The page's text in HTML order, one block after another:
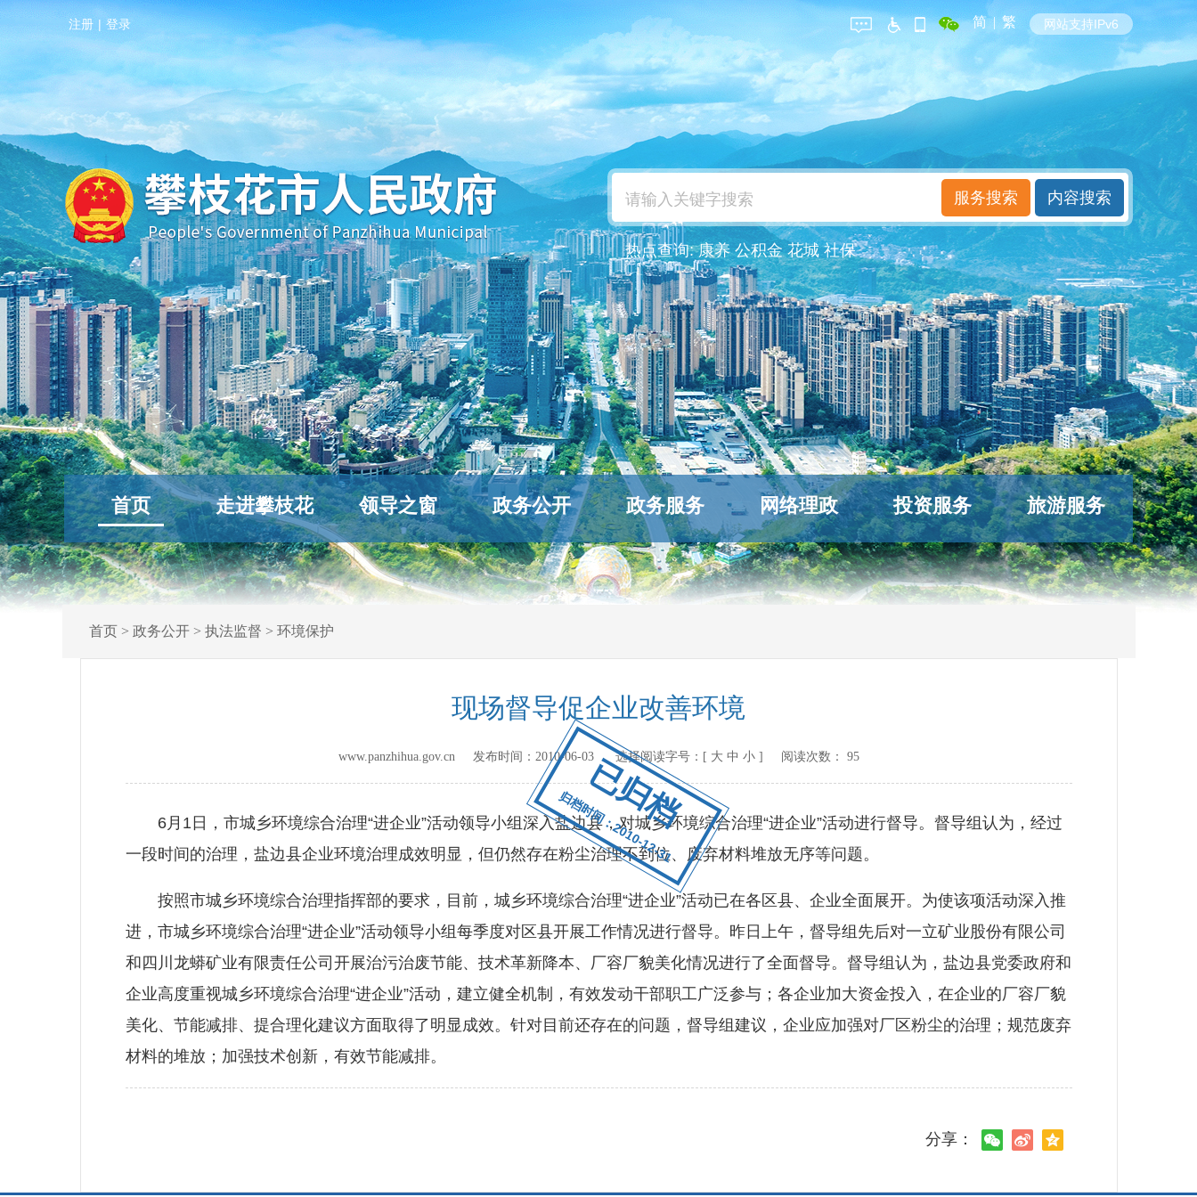
已归档
归档时间：2010-12-31
注册 | 登录 简 | 繁 网站支持IPv6
热点查询:康养 公积金 花城 社保
首页 走进攀枝花 领导之窗 政务公开 政务服务 网络理政 投资服务 旅游服务
首页> 政务公开> 执法监督 > 环境保护
现场督导促企业改善环境
www.panzhihua.gov.cn 发布时间： 2010-06-03选择阅读字号：[ 大 中 小] 阅读次数： 95
6月1日，市城乡环境综合治理“进企业”活动领导小组深入盐边县，对城乡环境综合治理“进企业”活动进行督导。督导组认为，经过
一段时间的治理，盐边县企业环境治理成效明显，但仍然存在粉尘治理不到位、废弃材料堆放无序等问题。
按照市城乡环境综合治理指挥部的要求，目前，城乡环境综合治理“进企业”活动已在各区县、企业全面展开。为使该项活动深入推
进，市城乡环境综合治理“进企业”活动领导小组每季度对区县开展工作情况进行督导。昨日上午，督导组先后对一立矿业股份有限公司
和四川龙蟒矿业有限责任公司开展治污治废节能、技术革新降本、厂容厂貌美化情况进行了全面督导。督导组认为，盐边县党委政府和
企业高度重视城乡环境综合治理“进企业”活动，建立健全机制，有效发动干部职工广泛参与；各企业加大资金投入，在企业的厂容厂貌
美化、节能减排、提合理化建议方面取得了明显成效。针对目前还存在的问题，督导组建议，企业应加强对厂区粉尘的治理；规范废弃
材料的堆放；加强技术创新，有效节能减排。
分享：